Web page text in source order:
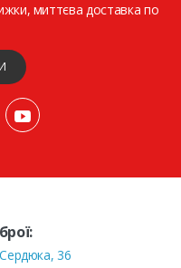
миттєва доставка по
36